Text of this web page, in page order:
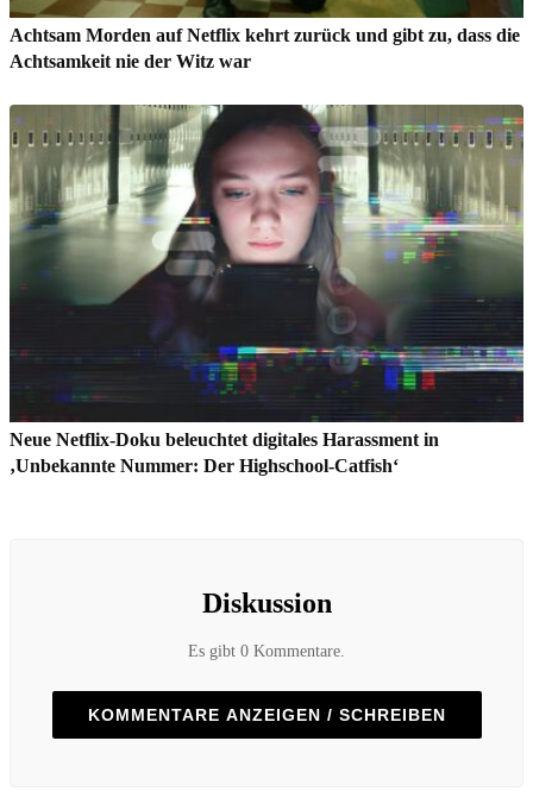
Achtsam Morden auf Netflix kehrt zurück und gibt zu, dass die
Achtsamkeit nie der Witz war
Neue Netflix-Doku beleuchtet digitales Harassment in
‚Unbekannte Nummer: Der Highschool-Catfish‘
Diskussion
Es gibt 0 Kommentare.
KOMMENTARE ANZEIGEN / SCHREIBEN